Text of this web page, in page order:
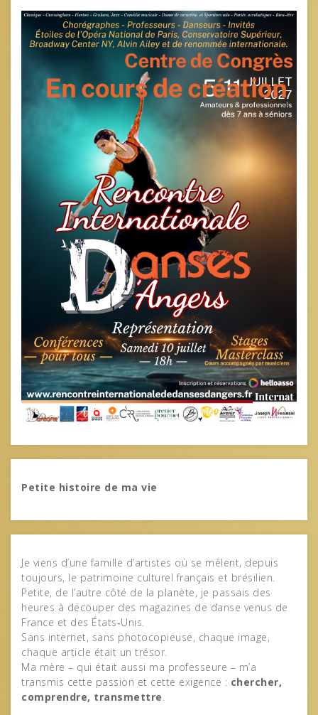
Petite histoire de ma vie
Je viens d’une famille d’artistes où se mêlent, depuis
toujours, le patrimoine culturel français et brésilien.
Petite, de l’autre côté de la planète, je passais des
heures à découper des magazines de danse venus de
France et des États‑Unis.
Sans internet, sans photocopieuse, chaque image,
chaque article était un trésor.
Ma mère – qui était aussi ma professeure – m’a
transmis cette passion et cette exigence : chercher,
comprendre, transmettre